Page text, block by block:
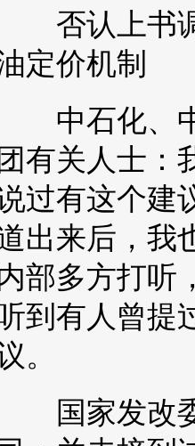
否认上书
定价机制
中石化、
团有关人士：
过有这个建
出来后，我
部多方打听
到有人曾提
。
国家发改